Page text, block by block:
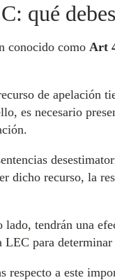
qué
conocido como Art
de apelación
es necesario
dicho recurso, la
tendrán una
para determinar
respecto a este